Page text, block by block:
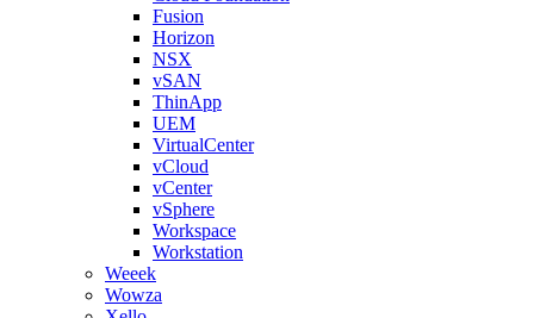
Fusion
Horizon
NSX
vSAN
ThinApp
UEM
VirtualCenter
vCloud
vCenter
vSphere
Workspace
Workstation
Weeek
Wowza